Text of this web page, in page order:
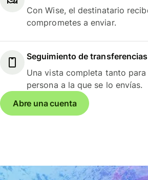
Con Wise, el destinatario
comprometes a enviar.
Seguimiento de
Una vista completa tanto
persona a la que se lo envías.
Abre una cuenta